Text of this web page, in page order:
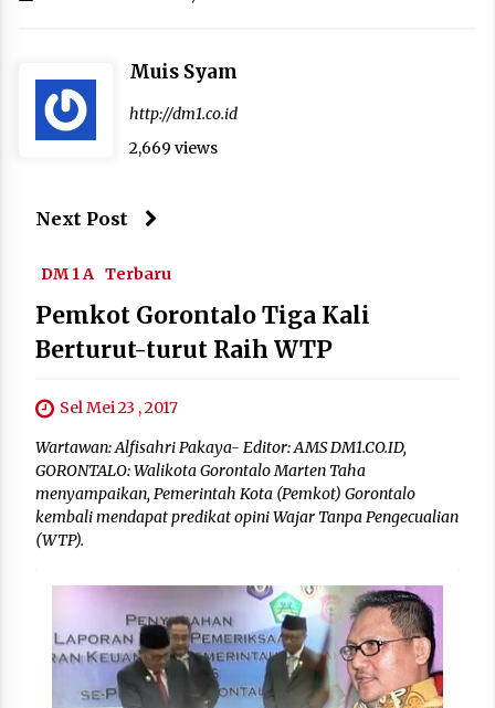
Muis Syam
http://dm1.co.id
2,669 views
Next Post
DM 1 A Terbaru
Pemkot Gorontalo Tiga Kali
Berturut-turut Raih WTP
Sel Mei 23 , 2017
Wartawan: Alfisahri Pakaya- Editor: AMS DM1.CO.ID,
GORONTALO: Walikota Gorontalo Marten Taha
menyampaikan, Pemerintah Kota (Pemkot) Gorontalo
kembali mendapat predikat opini Wajar Tanpa Pengecualian
(WTP).